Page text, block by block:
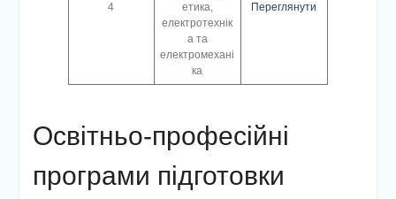
4
етика,
електротехнік
а та
електромехані
ка
Переглянути
Освітньо-професійні
програми підготовки